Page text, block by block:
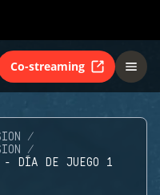
Co-streaming
- DÍA DE JUEGO 1